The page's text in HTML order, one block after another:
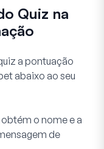
Quiz na
a pontuação
abaixo ao seu
o nome e a
de